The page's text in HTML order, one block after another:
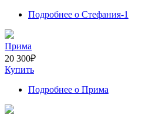
Подробнее о Стефания-1
Прима
20 300₽
Купить
Подробнее о Прима